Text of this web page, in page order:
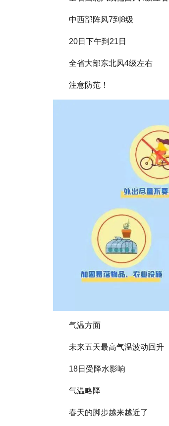
中西部阵风7到8级
20日下午到21日
全省大部东北风4级左右
注意防范！
气温方面
未来五天最高气温波动回升
18日受降水影响
气温略降
春天的脚步越来越近了